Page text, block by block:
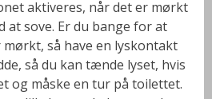
aktiveres, når det er mørkt
at sove. Er du bange for at
så have en lyskontakt
så du kan tænde lyset, hvis
og måske en tur på toilettet.